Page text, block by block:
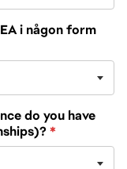
i någon form
do you have
*